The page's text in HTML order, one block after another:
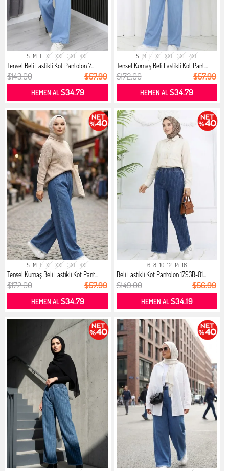
S M L XL XXL 3XL 4XL
Tensel Beli Lastikli Kot Pantolon 7...
$143.00 $57.99
HEMEN AL$34.79
S M L XL XXL 3XL 4XL
Tensel Kumaş Beli Lastikli Kot Pant...
$172.00 $57.99
HEMEN AL$34.79
S M L XL XXL 3XL 4XL
Tensel Kumaş Beli Lastikli Kot Pant...
$172.00 $57.99
HEMEN AL$34.79
6 8 10 12 14 16
Beli Lastikli Kot Pantolon 1793B-01...
$149.00 $56.99
HEMEN AL$34.19